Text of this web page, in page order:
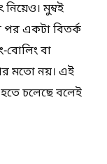
নিয়েও। মুম্বই
পর একটা বিতর্ক
বোলিং বা
মতো নয়। এই
চলেছে বলেই